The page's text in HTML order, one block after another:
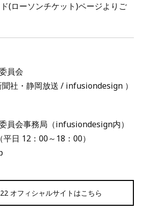
(ローソンチケット)ページよりご
員会
聞社・静岡放送 / infusiondesign ）
員会事務局（infusiondesign内）
日 12：00～18：00）
オフィシャルサイトはこちら